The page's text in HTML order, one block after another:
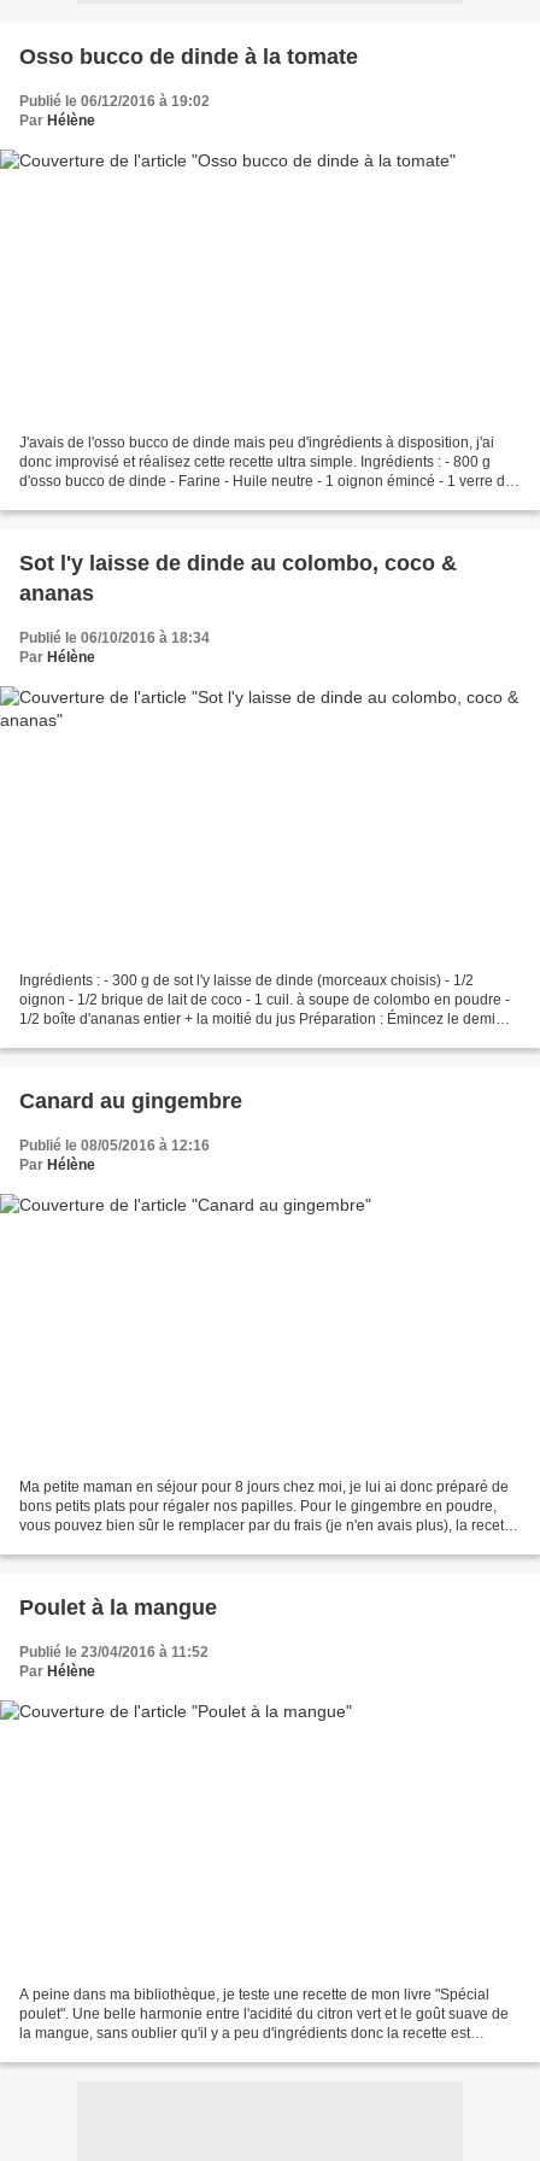
Osso bucco de dinde à la tomate
Publié le 06/12/2016 à 19:02
Par Hélène
J'avais de l'osso bucco de dinde mais peu d'ingrédients à disposition, j'ai
donc improvisé et réalisez cette recette ultra simple. Ingrédients : - 800 g
d'osso bucco de dinde - Farine - Huile neutre - 1 oignon émincé - 1 verre de
Sot l'y laisse de dinde au colombo, coco &
ananas
Publié le 06/10/2016 à 18:34
Par Hélène
Ingrédients : - 300 g de sot l'y laisse de dinde (morceaux choisis) - 1/2
oignon - 1/2 brique de lait de coco - 1 cuil. à soupe de colombo en poudre -
1/2 boîte d'ananas entier + la moitié du jus Préparation : Émincez le demi
Canard au gingembre
Publié le 08/05/2016 à 12:16
Par Hélène
Ma petite maman en séjour pour 8 jours chez moi, je lui ai donc préparé de
bons petits plats pour régaler nos papilles. Pour le gingembre en poudre,
vous pouvez bien sûr le remplacer par du frais (je n'en avais plus), la recette
Poulet à la mangue
Publié le 23/04/2016 à 11:52
Par Hélène
A peine dans ma bibliothèque, je teste une recette de mon livre "Spécial
poulet". Une belle harmonie entre l'acidité du citron vert et le goût suave de
la mangue, sans oublier qu'il y a peu d'ingrédients donc la recette est